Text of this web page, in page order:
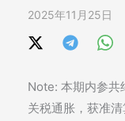
2025年11月25日
Note: 本期内参共
关税通胀，获准